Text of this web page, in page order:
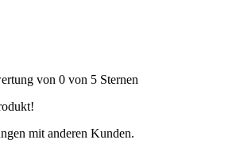
von 0 von 5 Sternen
mit anderen Kunden.